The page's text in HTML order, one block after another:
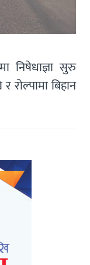
निषेधाज्ञा सुरु
रोल्पामा बिहान